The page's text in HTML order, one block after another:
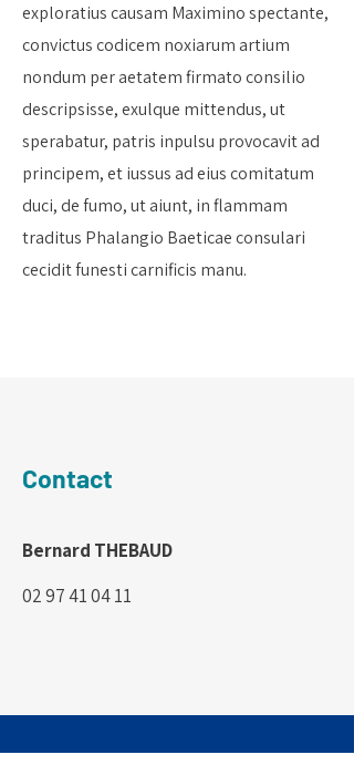
exploratius causam Maximino spectante,
convictus codicem noxiarum artium
nondum per aetatem firmato consilio
descripsisse, exulque mittendus, ut
sperabatur, patris inpulsu provocavit ad
principem, et iussus ad eius comitatum
duci, de fumo, ut aiunt, in flammam
traditus Phalangio Baeticae consulari
cecidit funesti carnificis manu.
Contact
Bernard THEBAUD
02 97 41 04 11